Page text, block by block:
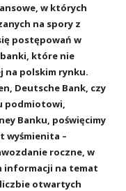
w których
na spory z
postępowań w
banki, które nie
na polskim rynku.
Deutsche Bank, czy
podmiotowi,
Banku, poświęcimy
wyśmienita –
roczne, w
informacji na temat
otwartych